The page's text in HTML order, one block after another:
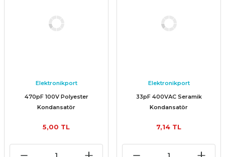
Elektronikport
470pF 100V Polyester
Kondansatör
5,00 TL
Elektronikport
33pF 400VAC Seramik
Kondansatör
7,14 TL